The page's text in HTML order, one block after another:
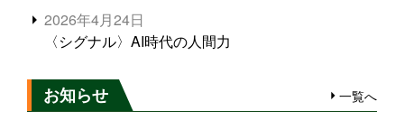
2026年4月24日
〈シグナル〉AI時代の人間力
お知らせ 一覧へ